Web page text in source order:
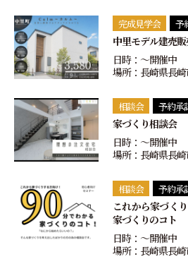
完成見学会 予
中里モデル建売
日時：〜開催中
場所：長崎県長崎
相談会 予約承
家づくり相談会
日時：〜開催中
場所：長崎県長
相談会 予約承
これから家づく
家づくりのコト
日時：〜開催中
場所：長崎県長